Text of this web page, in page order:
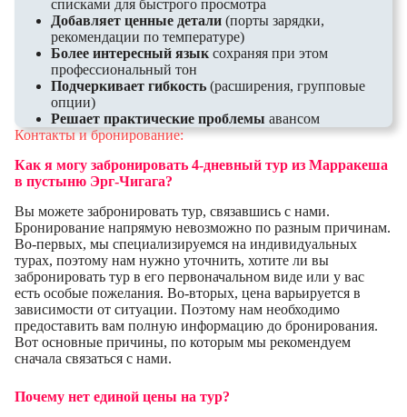
списками для быстрого просмотра
Добавляет ценные детали (порты зарядки,
рекомендации по температуре)
Более интересный язык сохраняя при этом
профессиональный тон
Подчеркивает гибкость (расширения, групповые
опции)
Решает практические проблемы авансом
Контакты и бронирование:
Как я могу забронировать 4-дневный тур из Марракеша
в пустыню Эрг-Чигага?
Вы можете забронировать тур, связавшись с нами.
Бронирование напрямую невозможно по разным причинам.
Во-первых, мы специализируемся на индивидуальных
турах, поэтому нам нужно уточнить, хотите ли вы
забронировать тур в его первоначальном виде или у вас
есть особые пожелания. Во-вторых, цена варьируется в
зависимости от ситуации. Поэтому нам необходимо
предоставить вам полную информацию до бронирования.
Вот основные причины, по которым мы рекомендуем
сначала связаться с нами.
Почему нет единой цены на тур?